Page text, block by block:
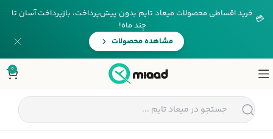
💳 خرید اقساطی محصولات میعاد تایم بدون پیش‌پرداخت، بازپرداخت آسان تا
چند ماه!
مشاهده محصولات
0